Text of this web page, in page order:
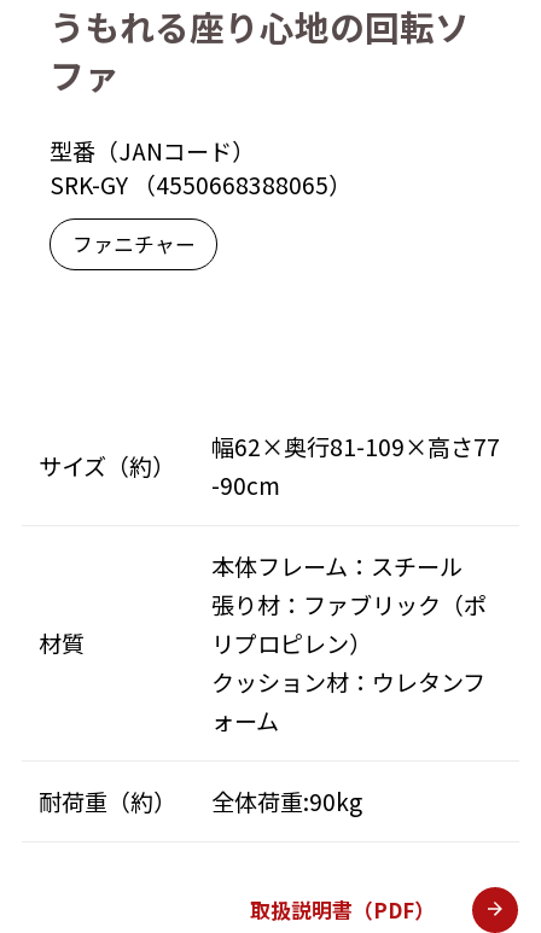
うもれる座り心地の回転ソ
ファ
型番（JANコード）
SRK-GY （4550668388065）
ファニチャー
サイズ（約）
幅62×奥行81-109×高さ77
-90cm
材質
本体フレーム：スチール
張り材：ファブリック（ポ
リプロピレン）
クッション材：ウレタンフ
ォーム
耐荷重（約） 全体荷重:90kg
取扱説明書（PDF）